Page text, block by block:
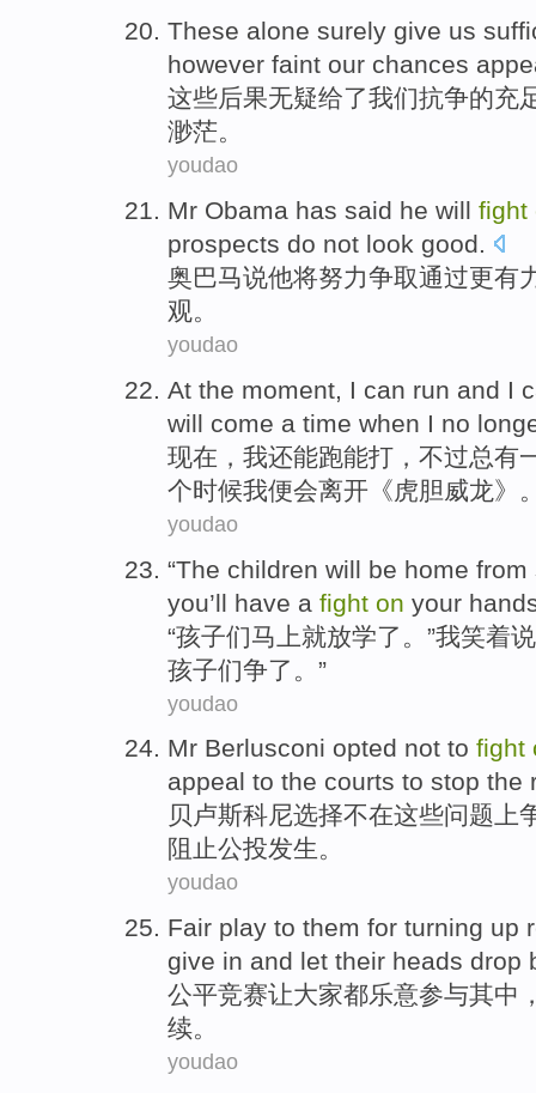
These alone surely give us
however faint our chances
这些后果无疑给了我们抗争的充
渺茫。
youdao
Mr Obama has said he will fight
prospects do not look good.
奥巴马说他将努力争取通过更有
观。
youdao
At the moment, I can run and I
will come a time when I no
现在 ， 我还能跑能打 ， 不过总有
个时候我便会离开《虎胆威龙》
youdao
“The children will be home from
you’ll have a fight on your
“孩子们马上就放学了。”我笑着说
孩子们争了。”
youdao
Mr Berlusconi opted not to fight
appeal to the courts to stop the
贝 卢斯科尼选择不在这些问题 上
阻止公投发生。
youdao
Fair play to them for turning up
give in and let their heads drop
公平竞赛让大家都乐意参与其中
续。
youdao